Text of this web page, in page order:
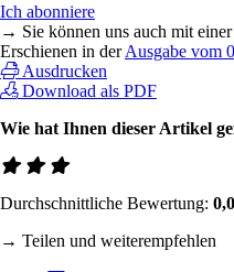
Ich abonniere
→ Sie können uns auch mit einer
Erschienen in derAusgabe vom
Ausdrucken
Download als PDF
Wie hat Ihnen dieser Artikel
Durchschnittliche Bewertung: 0,0
→ Teilen und weiterempfehlen